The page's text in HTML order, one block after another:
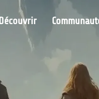
Découvrir